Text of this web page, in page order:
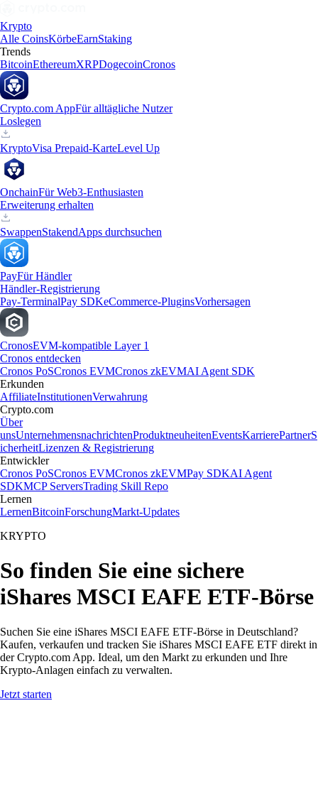
Krypto
Alle CoinsKörbeEarnStaking
Trends
BitcoinEthereumXRPDogecoinCronos
Crypto.com AppFür alltägliche Nutzer
Loslegen
KryptoVisa Prepaid-KarteLevel Up
OnchainFür Web3-Enthusiasten
Erweiterung erhalten
SwappenStakendApps durchsuchen
PayFür Händler
Händler-Registrierung
Pay-TerminalPay SDKeCommerce-PluginsVorhersagen
CronosEVM-kompatible Layer 1
Cronos entdecken
Cronos PoSCronos EVMCronos zkEVMAI Agent SDK
Erkunden
AffiliateInstitutionenVerwahrung
Crypto.com
Über
unsUnternehmensnachrichtenProduktneuheitenEventsKarrierePartnerS
icherheitLizenzen & Registrierung
Entwickler
Cronos PoSCronos EVMCronos zkEVMPay SDKAI Agent
SDKMCP ServersTrading Skill Repo
Lernen
LernenBitcoinForschungMarkt-Updates
KRYPTO
So finden Sie eine sichere
iShares MSCI EAFE ETF-Börse
Suchen Sie eine iShares MSCI EAFE ETF-Börse in Deutschland?
Kaufen, verkaufen und tracken Sie iShares MSCI EAFE ETF direkt in
der Crypto.com App. Ideal, um den Markt zu erkunden und Ihre
Krypto-Anlagen einfach zu verwalten.
Jetzt starten